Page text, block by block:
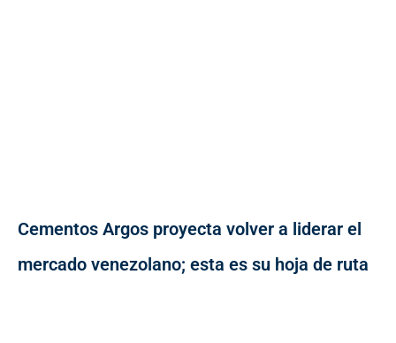
Cementos Argos proyecta volver a liderar el
mercado venezolano; esta es su hoja de ruta